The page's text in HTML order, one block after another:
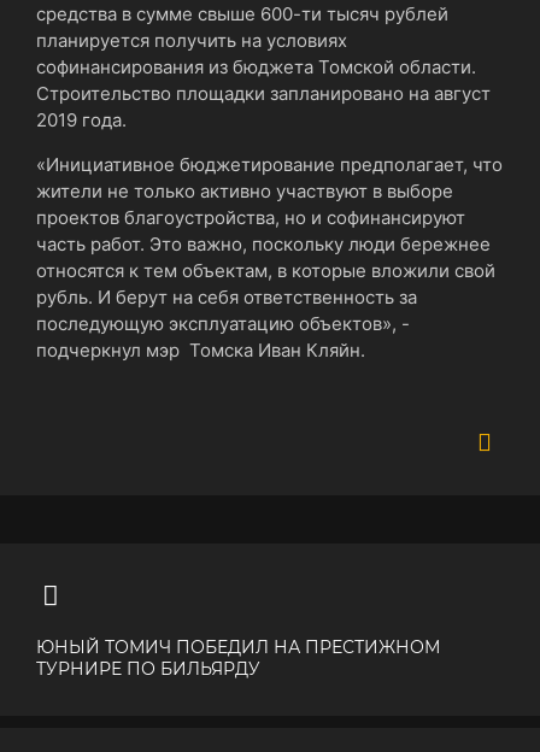
средства в сумме свыше 600-ти тысяч рублей
планируется получить на условиях
софинансирования из бюджета Томской области.
Строительство площадки запланировано на август
2019 года.
«Инициативное бюджетирование предполагает, что
жители не только активно участвуют в выборе
проектов благоустройства, но и софинансируют
часть работ. Это важно, поскольку люди бережнее
относятся к тем объектам, в которые вложили свой
рубль. И берут на себя ответственность за
последующую эксплуатацию объектов», -
подчеркнул мэр Томска Иван Кляйн.
ЮНЫЙ ТОМИЧ ПОБЕДИЛ НА ПРЕСТИЖНОМ
ТУРНИРЕ ПО БИЛЬЯРДУ